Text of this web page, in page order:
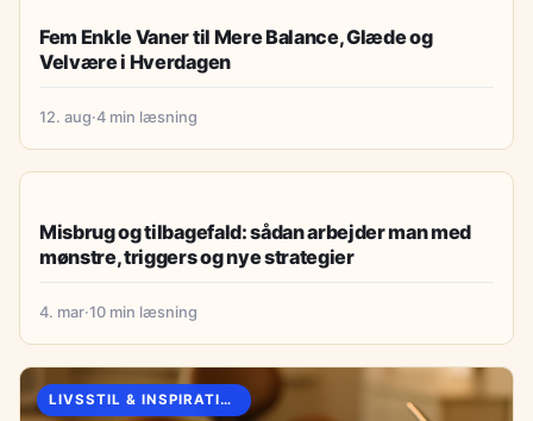
Fem Enkle Vaner til Mere Balance, Glæde og
Velvære i Hverdagen
12. aug·4 min læsning
Misbrug og tilbagefald: sådan arbejder man med
mønstre, triggers og nye strategier
4. mar·10 min læsning
LIVSSTIL & INSPIRATION